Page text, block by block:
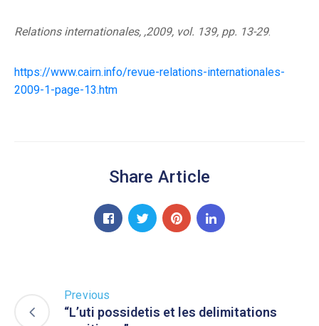
Relations internationales, ,2009, vol. 139, pp. 13-29.
https://www.cairn.info/revue-relations-internationales-
2009-1-page-13.htm
Share Article
Previous
“L’uti possidetis et les delimitations